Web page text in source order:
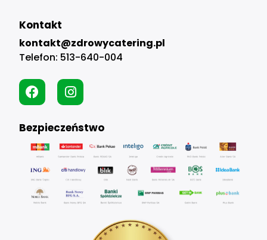
Kontakt
kontakt@zdrowycatering.pl
Telefon: 513-640-004
Bezpieczeństwo